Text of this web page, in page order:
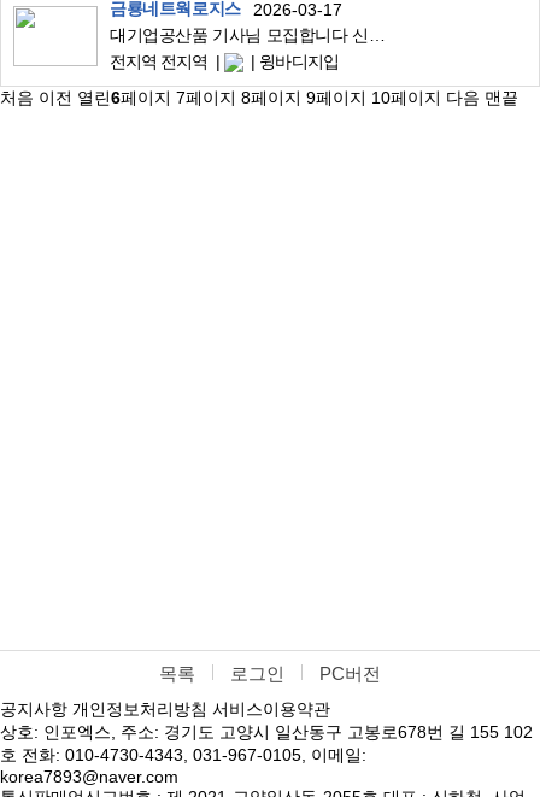
금룡네트웍로지스
2026-03-17
전지역 전지역
윙바디지입
처음 이전 열린6페이지 7페이지 8페이지 9페이지 10페이지 다음 맨끝
목록 로그인 PC버전
공지사항 개인정보처리방침 서비스이용약관
상호: 인포엑스, 주소: 경기도 고양시 일산동구 고봉로678번 길 155 102
호 전화: 010-4730-4343, 031-967-0105, 이메일:
korea7893@naver.com